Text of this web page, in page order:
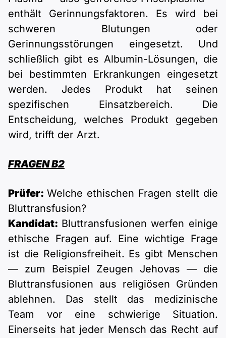
enthält Gerinnungsfaktoren. Es wird bei
schweren Blutungen oder
Gerinnungsstörungen eingesetzt. Und
schließlich gibt es Albumin-Lösungen, die
bei bestimmten Erkrankungen eingesetzt
werden. Jedes Produkt hat seinen
spezifischen Einsatzbereich. Die
Entscheidung, welches Produkt gegeben
wird, trifft der Arzt.
FRAGEN B2
Prüfer: Welche ethischen Fragen stellt die
Bluttransfusion?
Kandidat: Bluttransfusionen werfen einige
ethische Fragen auf. Eine wichtige Frage
ist die Religionsfreiheit. Es gibt Menschen
— zum Beispiel Zeugen Jehovas — die
Bluttransfusionen aus religiösen Gründen
ablehnen. Das stellt das medizinische
Team vor eine schwierige Situation.
Einerseits hat jeder Mensch das Recht auf